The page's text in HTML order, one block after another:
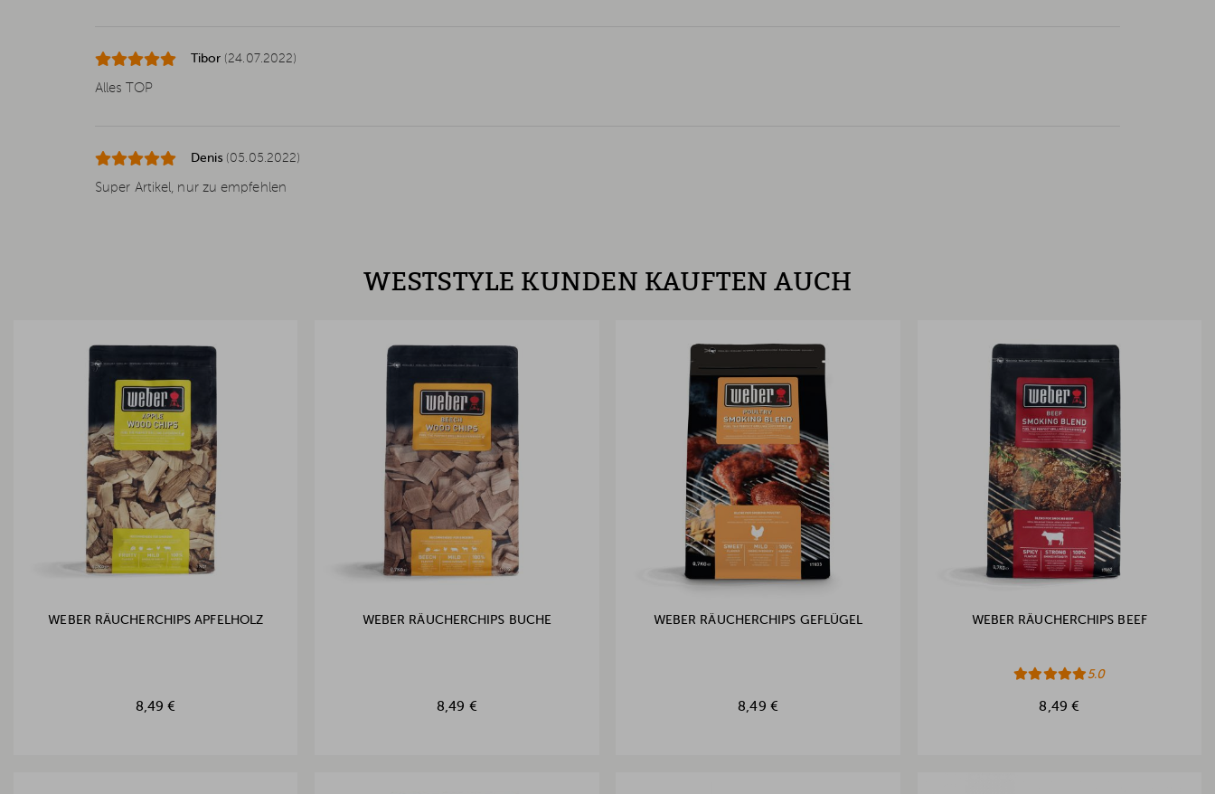
Tibor (24.07.2022)
Alles TOP
Denis (05.05.2022)
Super Artikel, nur zu empfehlen
WESTSTYLE KUNDEN KAUFTEN AUCH
WEBER RÄUCHERCHIPS APFELHOLZ
8,49 €
WEBER RÄUCHERCHIPS BUCHE
8,49 €
WEBER RÄUCHERCHIPS GEFLÜGEL
8,49 €
WEBER RÄUCHERCHIPS BEEF
5.0
8,49 €